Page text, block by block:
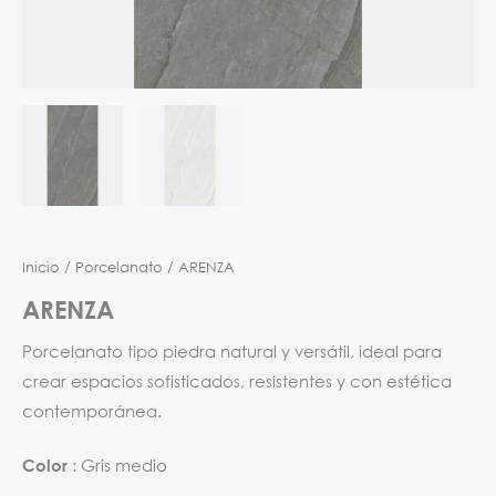
Inicio / Porcelanato / ARENZA
ARENZA
Porcelanato tipo piedra natural y versátil, ideal para
crear espacios sofisticados, resistentes y con estética
contemporánea.
Color Gris medio